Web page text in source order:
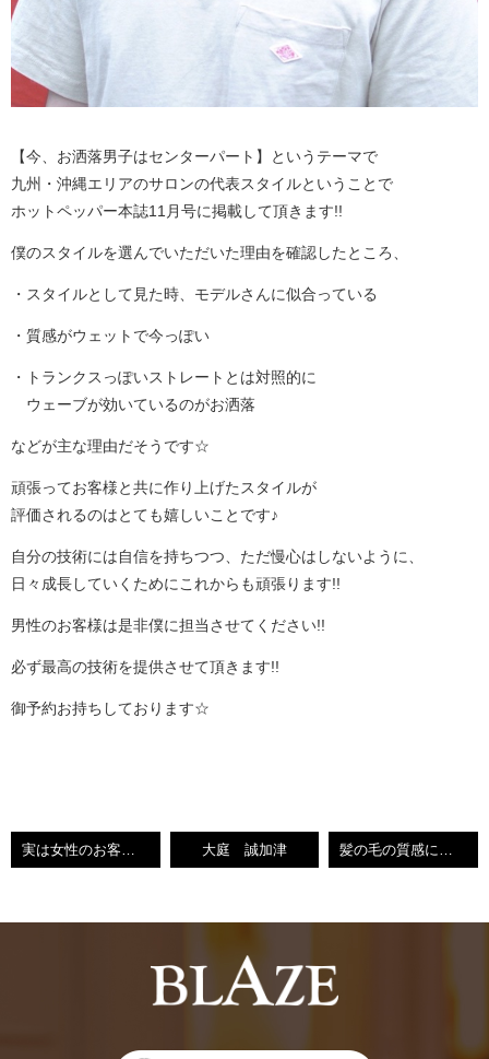
【今、お洒落男子はセンターパート】というテーマで
九州・沖縄エリアのサロンの代表スタイルということで
ホットペッパー本誌11月号に掲載して頂きます!!
僕のスタイルを選んでいただいた理由を確認したところ、
・スタイルとして見た時、モデルさんに似合っている
・質感がウェットで今っぽい
・トランクスっぽいストレートとは対照的に
ウェーブが効いているのがお洒落
などが主な理由だそうです☆
頑張ってお客様と共に作り上げたスタイルが
評価されるのはとても嬉しいことです♪
自分の技術には自信を持ちつつ、ただ慢心はしないように、
日々成長していくためにこれからも頑張ります!!
男性のお客様は是非僕に担当させてください!!
必ず最高の技術を提供させて頂きます!!
御予約お持ちしております☆
実は女性のお客様も得意です!! 大庭 誠加津 髪の毛の質感にこだわります【北九州 小倉 小倉南区 城野 サロン 美容室】